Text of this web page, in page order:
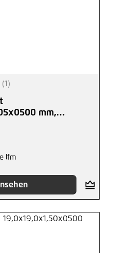
Bewertung von 5 von 5
(1)
mm,
lfm